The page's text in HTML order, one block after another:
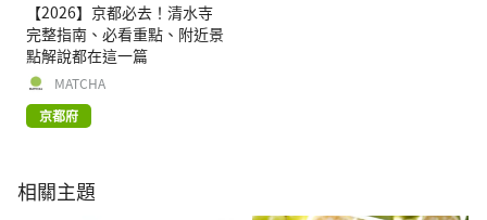
【2026】京都必去！清水寺
完整指南、必看重點、附近景
點解說都在這一篇
MATCHA
京都府
相關主題